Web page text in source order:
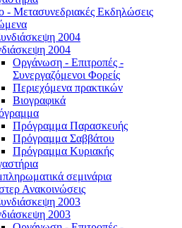
- Μετασυνεδριακές Εκδηλώσεις
2004
2004
Οργάνωση - Επιτροπές -
Συνεργαζόμενοι Φορείς
Περιεχόμενα πρακτικών
Βιογραφικά
Πρόγραμμα Παρασκευής
Πρόγραμμα Σαββάτου
Πρόγραμμα Κυριακής
σεμινάρια
Ανακοινώσεις
2003
2003